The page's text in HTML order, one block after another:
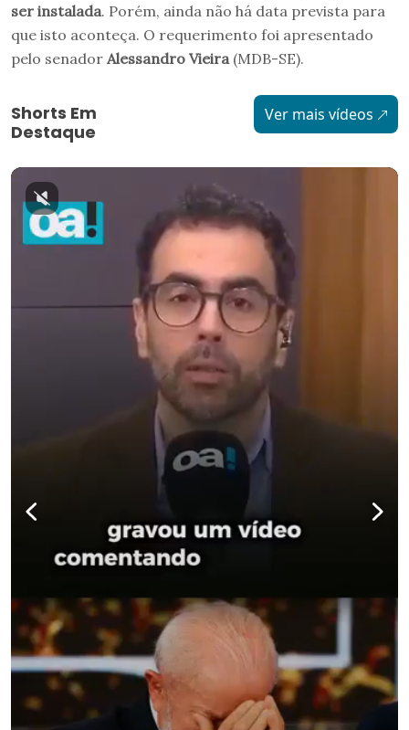
ser instalada. Porém, ainda não há data prevista para
que isto aconteça. O requerimento foi apresentado
pelo senador Alessandro Vieira (MDB-SE).
Shorts Em
Destaque
Ver mais vídeos